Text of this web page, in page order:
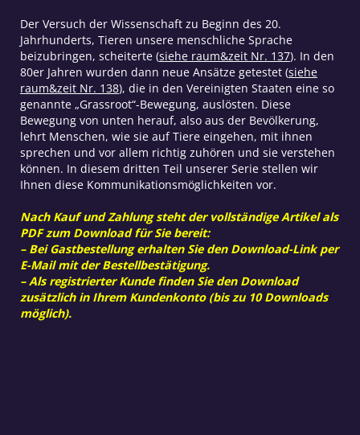
Der Versuch der Wissenschaft zu Beginn des 20.
Jahrhunderts, Tieren unsere menschliche Sprache
beizubringen, scheiterte (siehe raum&zeit Nr. 137). In den
80er Jahren wurden dann neue Ansätze getestet (siehe
raum&zeit Nr. 138), die in den Vereinigten Staaten eine so
genannte „Grassroot“-Bewegung, auslösten. Diese
Bewegung von unten herauf, also aus der Bevölkerung,
lehrt Menschen, wie sie auf Tiere eingehen, mit ihnen
sprechen und vor allem richtig zuhören und sie verstehen
können. In diesem dritten Teil unserer Serie stellen wir
Ihnen diese Kommunikationsmöglichkeiten vor.
Nach Kauf und Zahlung steht der vollständige Artikel als
PDF zum Download für Sie bereit:
– Bei Gastbestellung erhalten Sie den Download-Link per
E-Mail mit der Bestellbestätigung.
– Als registrierter Kunde finden Sie den Download
zusätzlich in Ihrem Kundenkonto (bis zu 10 Downloads
möglich).